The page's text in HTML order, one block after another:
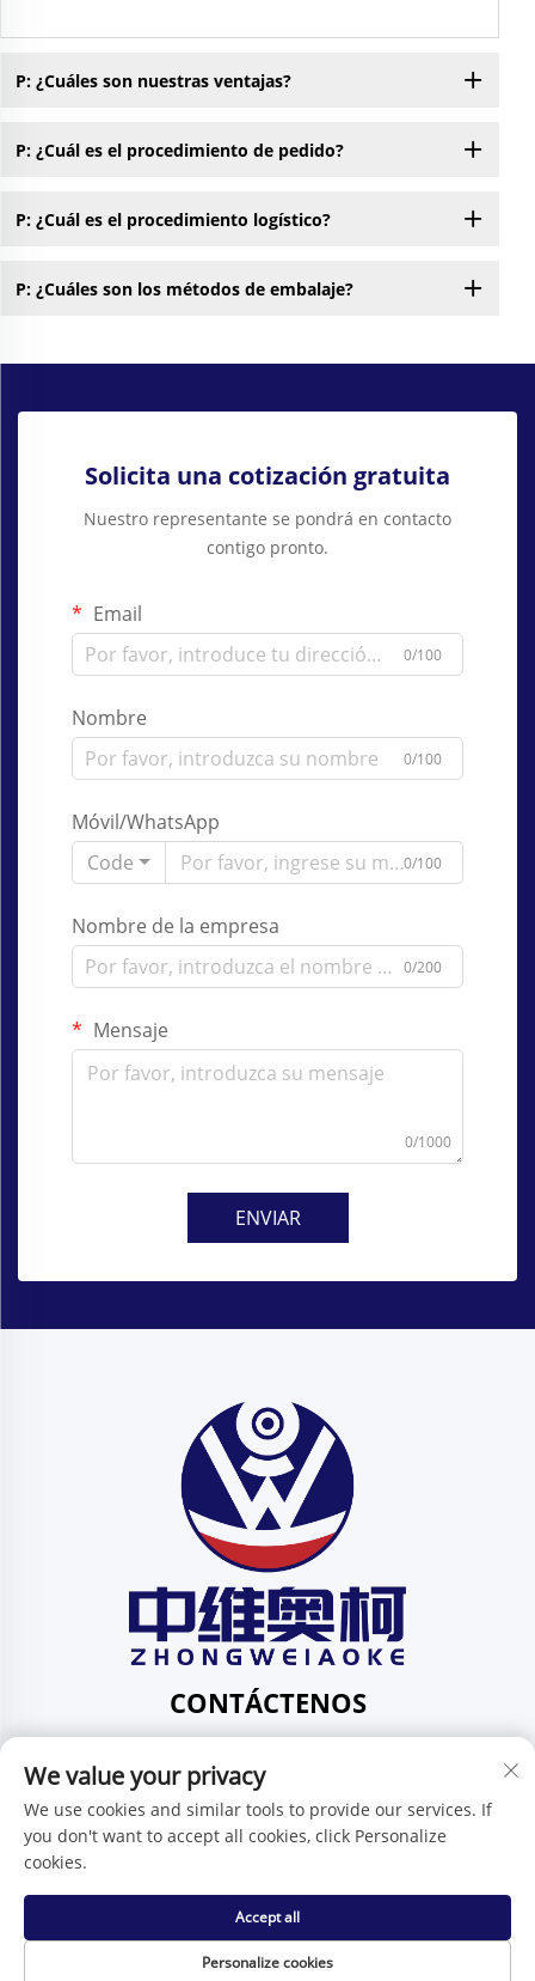
P: ¿Cuáles son nuestras ventajas?
P: ¿Cuál es el procedimiento de pedido?
P: ¿Cuál es el procedimiento logístico?
P: ¿Cuáles son los métodos de embalaje?
Solicita una cotización gratuita
Nuestro representante se pondrá en contacto
contigo pronto.
Email
0/100
Nombre
0/100
Móvil/WhatsApp
Code
0/100
Nombre de la empresa
0/200
Mensaje
0/1000
ENVIAR
CONTÁCTENOS
Pingdi Subdistrict shenzhen guangdong China
Tel:+86-15986647296
Correo electrónico:[email protected]
Derechos de autor © Shenzhen Zhongweiaoke Technology
Co., Ltd. -Política de privacidad
We value your privacy
We use cookies and similar tools to provide our services. If
you don't want to accept all cookies, click Personalize
cookies.
Personalize cookies
Accept all